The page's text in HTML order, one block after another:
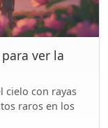
ver la
cielo con rayas
raros en los